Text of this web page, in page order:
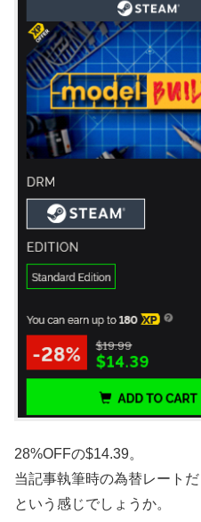
28%OFFの$14.39。
当記事執筆時の為替レート
という感じでしょうか。